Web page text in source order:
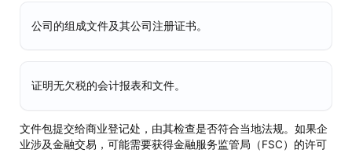
公司的组成文件及其公司注册证书。
证明无欠税的会计报表和文件。
文件包提交给商业登记处，由其检查是否符合当地法规。如果企
业涉及金融交易，可能需要获得金融服务监管局（FSC）的许可